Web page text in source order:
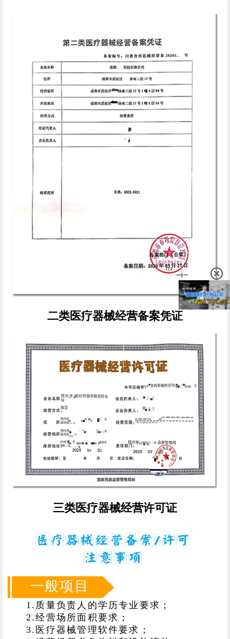
二类医疗器械经营备案凭证
三类医疗器械经营许可证
一般项目
1.质量负责人的学历专业要求；
2.经营场所面积要求；
3.医疗器械管理软件要求；